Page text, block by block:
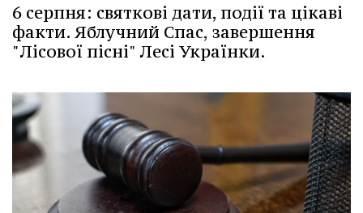
6 серпня: святкові дати, події та цікаві
факти. Яблучний Спас, завершення
"Лісової пісні" Лесі Українки.